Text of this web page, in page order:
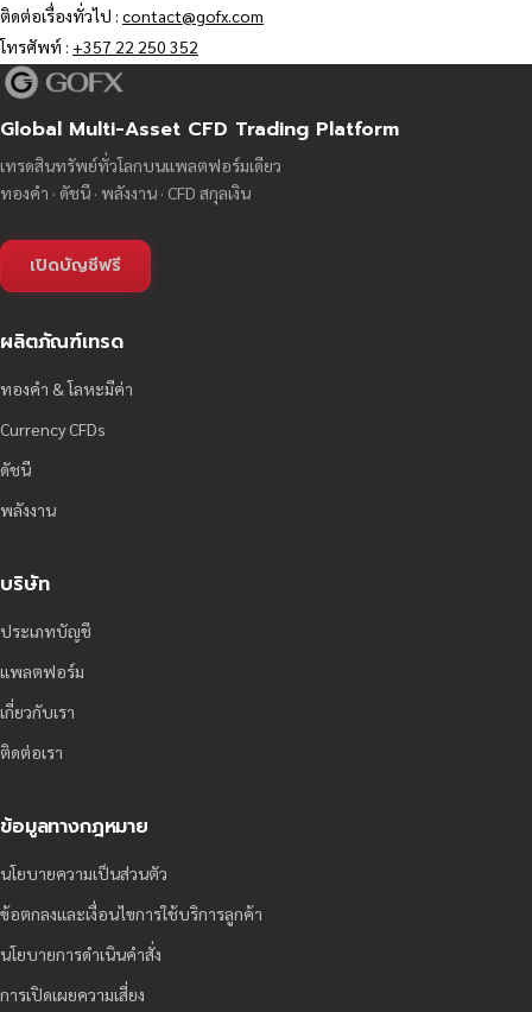
ติดต่อเรื่องทั่วไป : contact@gofx.com
โทรศัพท์ : +357 22 250 352
Global Multi-Asset CFD Trading Platform
เทรดสินทรัพย์ทั่วโลกบนแพลตฟอร์มเดียว
ทองคำ · ดัชนี · พลังงาน · CFD สกุลเงิน
เปิดบัญชีฟรี
ผลิตภัณฑ์เทรด
ทองคำ & โลหะมีค่า
Currency CFDs
ดัชนี
พลังงาน
บริษัท
ประเภทบัญชี
แพลตฟอร์ม
เกี่ยวกับเรา
ติดต่อเรา
ข้อมูลทางกฎหมาย
นโยบายความเป็นส่วนตัว
ข้อตกลงและเงื่อนไขการใช้บริการลูกค้า
นโยบายการดำเนินคำสั่ง
การเปิดเผยความเสี่ยง